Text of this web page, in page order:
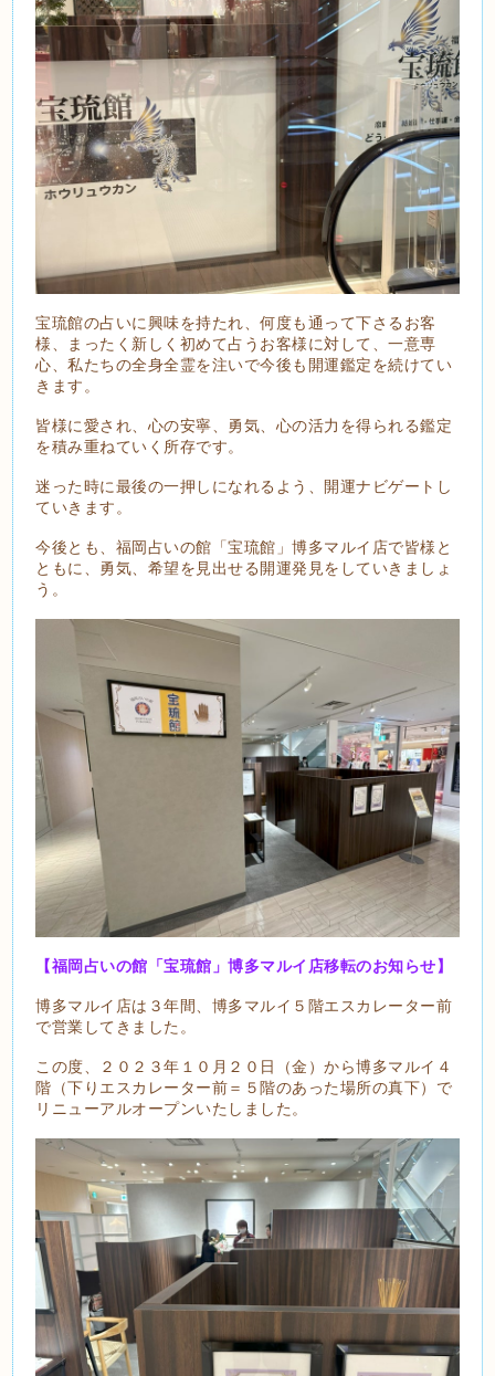
宝琉館の占いに興味を持たれ、何度も通って下さるお客
様、まったく新しく初めて占うお客様に対して、一意専
心、私たちの全身全霊を注いで今後も開運鑑定を続けてい
きます。
皆様に愛され、心の安寧、勇気、心の活力を得られる鑑定
を積み重ねていく所存です。
迷った時に最後の一押しになれるよう、開運ナビゲートし
ていきます。
今後とも、福岡占いの館「宝琉館」博多マルイ店で皆様と
ともに、勇気、希望を見出せる開運発見をしていきましょ
う。
【福岡占いの館「宝琉館」博多マルイ店移転のお知らせ】
博多マルイ店は３年間、博多マルイ５階エスカレーター前
で営業してきました。
この度、２０２３年１０月２０日（金）から博多マルイ４
階（下りエスカレーター前＝５階のあった場所の真下）で
リニューアルオープンいたしました。